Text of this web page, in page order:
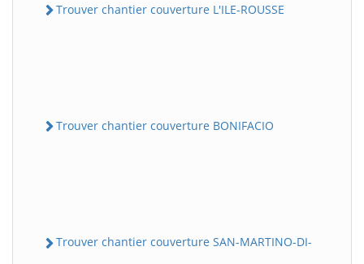
Trouver chantier couverture L'ILE-ROUSSE
Trouver chantier couverture BONIFACIO
Trouver chantier couverture SAN-MARTINO-DI-